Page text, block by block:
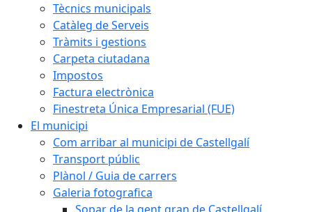
Tècnics municipals
Catàleg de Serveis
Tràmits i gestions
Carpeta ciutadana
Impostos
Factura electrònica
Finestreta Única Empresarial (FUE)
El municipi
Com arribar al municipi de Castellgalí
Transport públic
Plànol / Guia de carrers
Galeria fotografica